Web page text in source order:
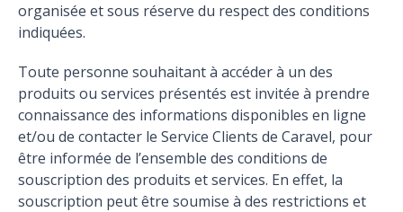
organisée et sous réserve du respect des conditions
indiquées.
Toute personne souhaitant à accéder à un des
produits ou services présentés est invitée à prendre
connaissance des informations disponibles en ligne
et/ou de contacter le Service Clients de Caravel, pour
être informée de l’ensemble des conditions de
souscription des produits et services. En effet, la
souscription peut être soumise à des restrictions et